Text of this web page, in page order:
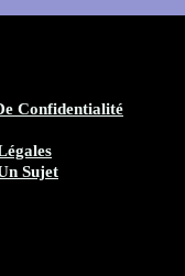
Confidentialité
Sujet